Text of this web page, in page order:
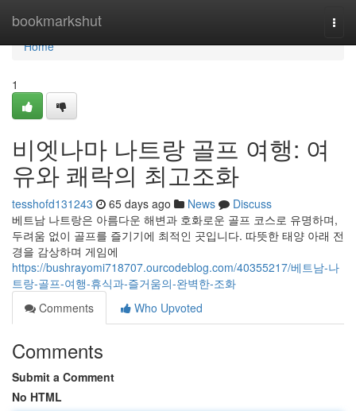
bookmarkshut
Home
Home
1
비엣나마 나트랑 골프 여행: 여
유와 쾌락의 최고조화
tesshofd131243 65 days ago News
Discuss
베트남 나트랑은 아름다운 해변과 호화로운 골프 코스로 유명하며,
두려움 없이 골프를 즐기기에 최적인 곳입니다. 따뜻한 태양 아래 전
경을 감상하며 게임에
https://bushrayomi718707.ourcodeblog.com/40355217/베트남-나
트랑-골프-여행-휴식과-즐거움의-완벽한-조화
Comments
Who Upvoted
Comments
Submit a Comment
No HTML